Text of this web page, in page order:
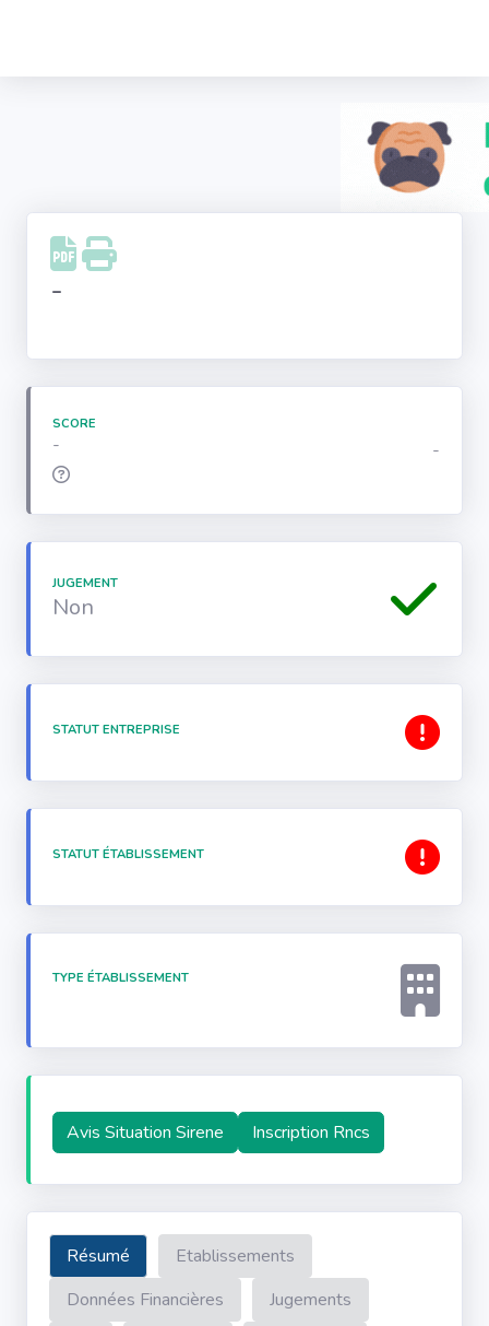
Facebook
Instagram
-
SCORE
- -
JUGEMENT
Non
STATUT ENTREPRISE
STATUT ÉTABLISSEMENT
TYPE ÉTABLISSEMENT
Avis Situation Sirene Inscription Rncs
Résumé
Etablissements
Données Financières
Jugements